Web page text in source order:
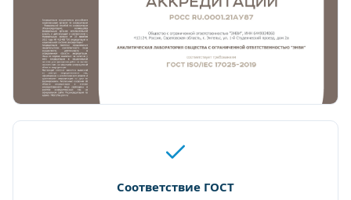
Соответствие ГОСТ